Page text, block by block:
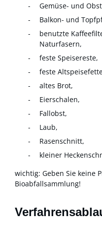
Gemüse- und
Balkon- und
benutzte
Naturfasern,
feste Speisereste,
feste
altes Brot,
Eierschalen,
Fallobst,
Laub,
Rasenschnitt,
kleiner
wichtig: Geben Sie keine
Bioabfallsammlung!